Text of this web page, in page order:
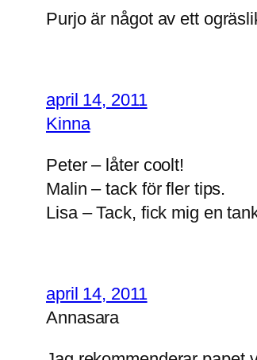
Purjo är något av ett
april 14, 2011
Kinna
Peter – låter coolt!
Malin – tack för fler tips.
Lisa – Tack, fick mig en
april 14, 2011
Annasara